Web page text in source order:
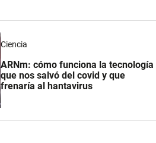
Ciencia
ARNm: cómo funciona la tecnología
que nos salvó del covid y que
frenaría al hantavirus